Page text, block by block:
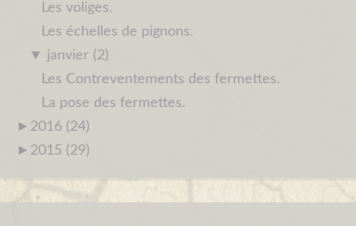
Les voliges.
Les échelles de pignons.
▼ janvier (2)
Les Contreventements des fermettes.
La pose des fermettes.
► 2016 (24)
► 2015 (29)